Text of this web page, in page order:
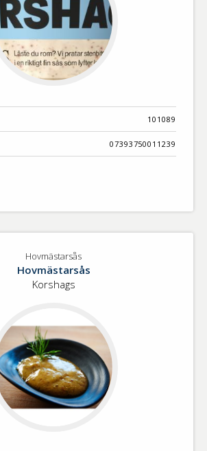
101089
07393750011239
Hovmästarsås
Hovmästarsås
Korshags